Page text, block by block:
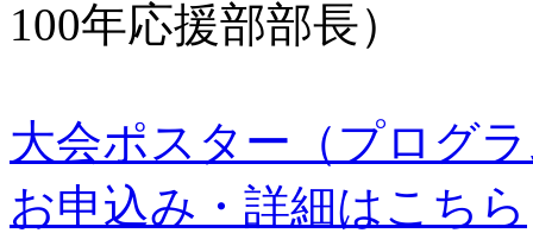
100年応援部部長）
大会ポスター（プログ
お申込み・詳細はこちら